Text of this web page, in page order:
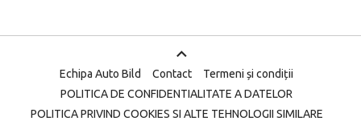
Echipa Auto Bild Contact
Termeni și condiții
POLITICA DE CONFIDENTIALITATE A DATELOR
POLITICA PRIVIND COOKIES SI ALTE TEHNOLOGII SIMILARE